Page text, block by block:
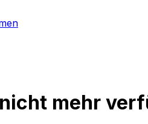
mehr